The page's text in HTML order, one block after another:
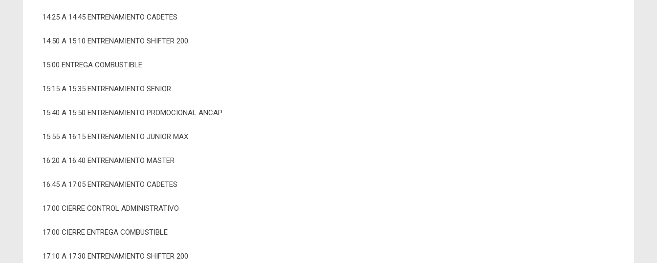
14:25 A 14:45 ENTRENAMIENTO CADETES
14:50 A 15:10 ENTRENAMIENTO SHIFTER 200
15:00 ENTREGA COMBUSTIBLE
15:15 A 15:35 ENTRENAMIENTO SENIOR
15:40 A 15:50 ENTRENAMIENTO PROMOCIONAL ANCAP
15:55 A 16:15 ENTRENAMIENTO JUNIOR MAX
16:20 A 16:40 ENTRENAMIENTO MASTER
16:45 A 17:05 ENTRENAMIENTO CADETES
17:00 CIERRE CONTROL ADMINISTRATIVO
17:00 CIERRE ENTREGA COMBUSTIBLE
17:10 A 17:30 ENTRENAMIENTO SHIFTER 200